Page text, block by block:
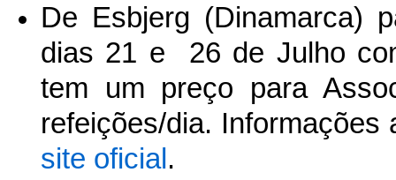
De Esbjerg (Dinamarca)
dias 21 e 26 de Julho
tem um preço para
refeições/dia.
site oficial.